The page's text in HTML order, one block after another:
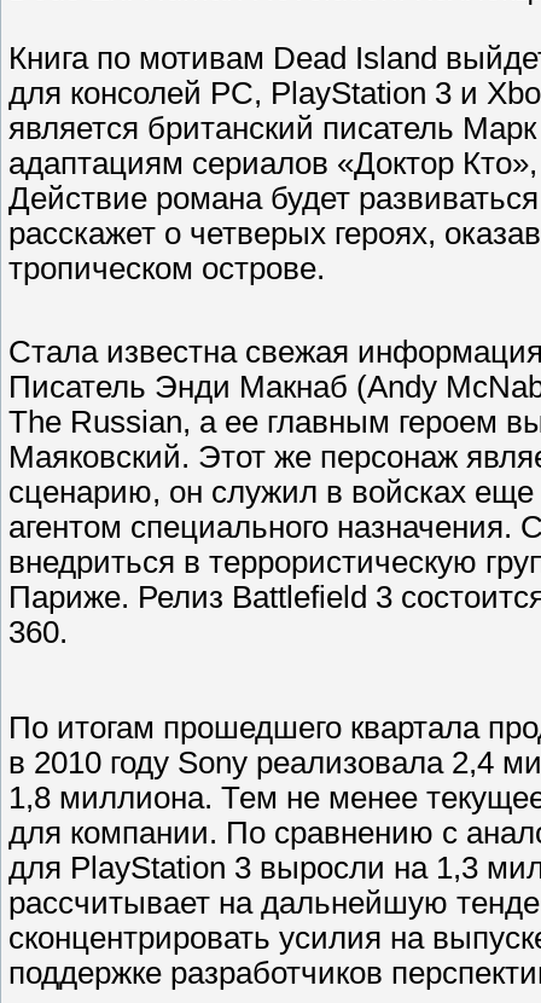
Книга по мотивам Dead Island
для консолей PC, PlayStation 3 и
является британский писатель
адаптациям сериалов «Доктор
Действие романа будет
расскажет о четверых героях,
тропическом острове.
Стала известна свежая
Писатель Энди Макнаб (Andy
The Russian, а ее главным героем
Маяковский. Этот же персонаж
сценарию, он служил в войсках
агентом специального
внедриться в террористическую
Париже. Релиз Battlefield 3
360.
По итогам прошедшего квартала
в 2010 году Sony реализовала 2,4
1,8 миллиона. Тем не менее
для компании. По сравнению с
для PlayStation 3 выросли на 1,3
рассчитывает на дальнейшую
сконцентрировать усилия на
поддержке разработчиков